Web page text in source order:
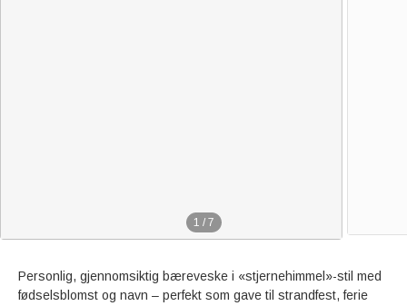
1 / 7
Personlig, gjennomsiktig bæreveske i «stjernehimmel»-stil med
fødselsblomst og navn – perfekt som gave til strandfest, ferie